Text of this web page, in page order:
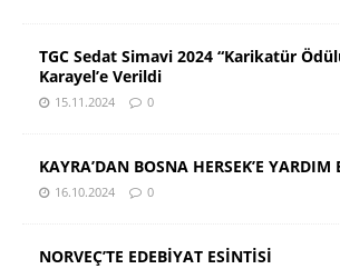
TGC Sedat Simavi 2024 “Karikatür
Karayel’e Verildi
15.11.2024 0
KAYRA’DAN BOSNA HERSEK’E YARDIM
16.10.2024 0
NORVEÇ’TE EDEBİYAT ESİNTİSİ